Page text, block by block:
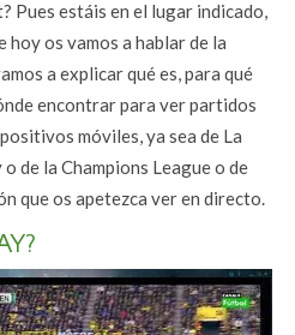
Pues estáis en el lugar indicado,
hoy os vamos a hablar de la
a explicar qué es, para qué
encontrar para ver partidos
móviles, ya sea de La
o de la Champions League o de
que os apetezca ver en directo.